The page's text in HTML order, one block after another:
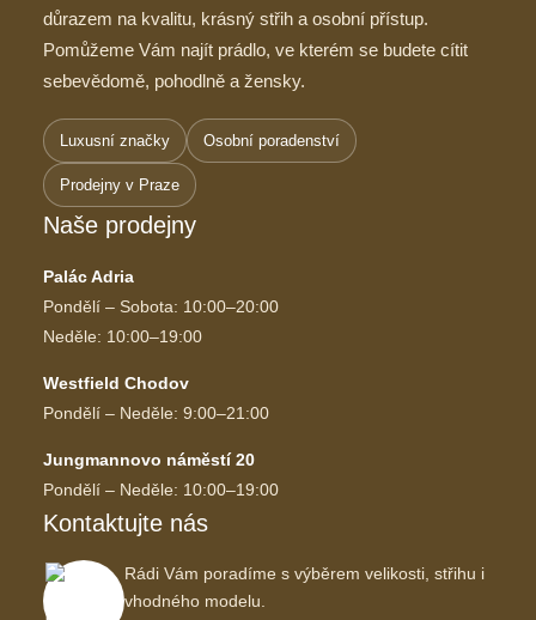
důrazem na kvalitu, krásný střih a osobní přístup.
Pomůžeme Vám najít prádlo, ve kterém se budete cítit
sebevědomě, pohodlně a žensky.
Luxusní značky Osobní poradenství
Prodejny v Praze
Naše prodejny
Palác Adria
Pondělí – Sobota: 10:00–20:00
Neděle: 10:00–19:00
Westfield Chodov
Pondělí – Neděle: 9:00–21:00
Jungmannovo náměstí 20
Pondělí – Neděle: 10:00–19:00
Kontaktujte nás
Rádi Vám poradíme s výběrem velikosti, střihu i
vhodného modelu.